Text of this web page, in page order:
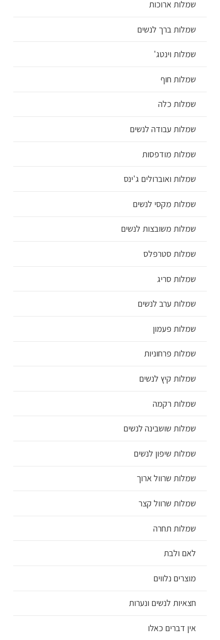
שמלות ארוכות
שמלות ברך לנשים
שמלות וינטג'
שמלות חוף
שמלות כלה
שמלות עבודה לנשים
שמלות מודפסות
שמלות ואוברולים ג'ינס
שמלות מקסי לנשים
שמלות משובצות לנשים
שמלות סטרפלס
שמלות סריג
שמלות ערב לנשים
שמלות פעמון
שמלות פרחוניות
שמלות קיץ לנשים
שמלות רקמה
שמלות שושבינה לנשים
שמלות שיפון לנשים
שמלות שרוול ארוך
שמלות שרוול קצר
שמלות תחרה
לאם ולבת
מוצרים נלווים
חצאיות לנשים ונערות
אין דברים כאלו